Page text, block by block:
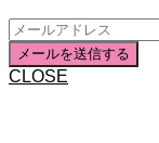
CLOSE